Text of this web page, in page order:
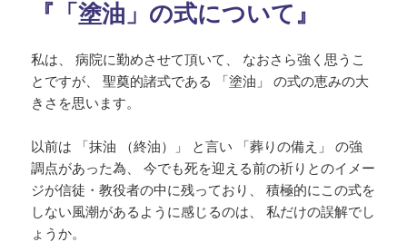
『「塗油」の式について』
私は、 病院に勤めさせて頂いて、 なおさら強く思うこ
とですが、 聖奠的諸式である 「塗油」 の式の恵みの大
きさを思います。
以前は 「抹油 （終油）」 と言い 「葬りの備え」 の強
調点があった為、 今でも死を迎える前の祈りとのイメー
ジが信徒・教役者の中に残っており、 積極的にこの式を
しない風潮があるように感じるのは、 私だけの誤解でし
ょうか。